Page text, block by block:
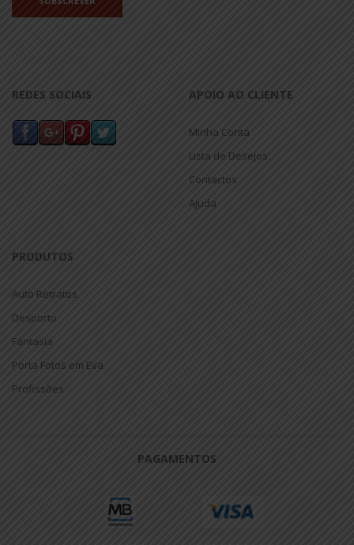
REDES SOCIAIS APOIO AO CLIENTE
Minha Conta
Lista de Desejos
Contactos
Ajuda
PRODUTOS
Auto Retratos
Desporto
Fantasia
Porta Fotos em Eva
Profissões
PAGAMENTOS